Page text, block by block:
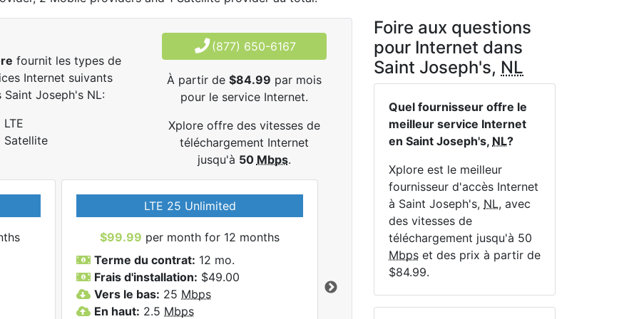
fournit les types de
Internet suivants
Saint Joseph's NL:
LTE
Satellite
(877) 650-6167
À partir de $84.99 par mois
pour le service Internet.
Xplore offre des vitesses de
téléchargement Internet
jusqu'à 50 Mbps.
LTE 25 Unlimited
$99.99 per month for 12 months
Terme du contrat: 12 mo.
Frais d'installation: $49.00
Vers le bas: 25 Mbps
En haut: 2.5 Mbps
LTE 10 Unlimited
$84.99per month for 12 months
Terme du contrat: 12 mo.
Frais d'installation:
Vers le bas:10Mbps
En haut:1Mbps
Foire aux questions
pour Internet dans
Saint Joseph's, NL
Quel fournisseur offre le
meilleur service Internet
en Saint Joseph's, NL?
Xplore est le meilleur
fournisseur d'accès Internet
à Saint Joseph's, NL, avec
des vitesses de
téléchargement jusqu'à 50
Mbps et des prix à partir de
$84.99.